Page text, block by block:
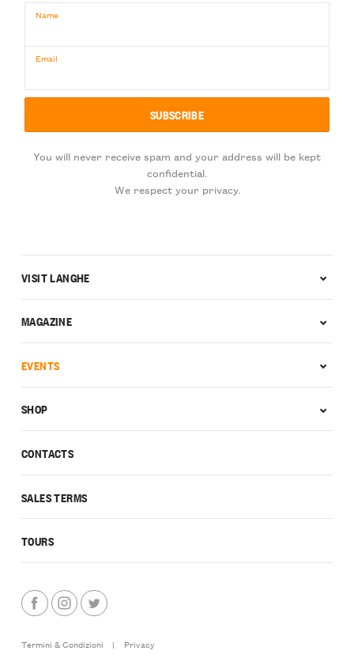
Name
Email
You will never receive spam and your address will be kept
confidential.
We respect your privacy.
CONTACTS
SALES TERMS
TOURS
VISIT LANGHE
MAGAZINE
EVENTS
SHOP
Termini & Condizioni |
Privacy